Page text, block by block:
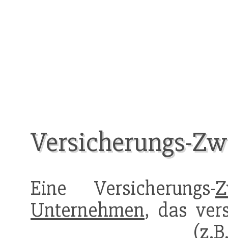
Versicherungs-
Eine Versicherungs-
Unternehmen, das